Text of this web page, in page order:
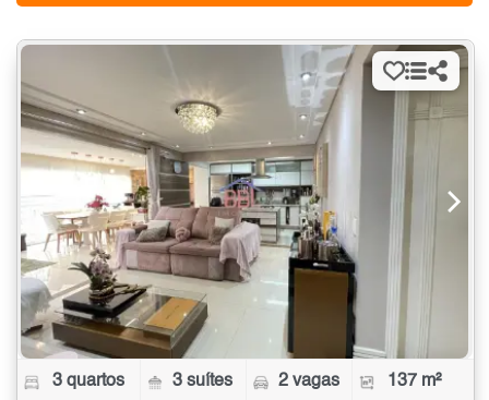
3 quartos 3 suítes 2 vagas 137 m²